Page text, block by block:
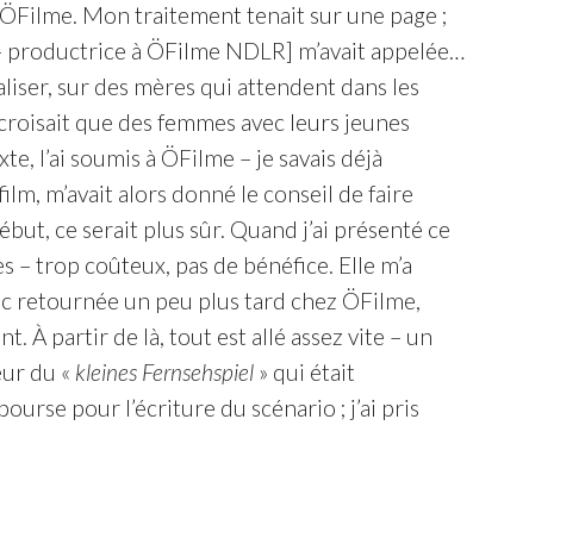
Mon traitement tenait sur une page ;
à ÖFilme NDLR] m’avait appelée…
sur des mères qui attendent dans les
que des femmes avec leurs jeunes
l’ai soumis à ÖFilme – je savais déjà
m’avait alors donné le conseil de faire
ce serait plus sûr. Quand j’ai présenté ce
trop coûteux, pas de bénéfice. Elle m’a
retournée un peu plus tard chez ÖFilme,
À partir de là, tout est allé assez vite – un
du « kleines Fernsehspiel» qui était
pour l’écriture du scénario ; j’ai pris